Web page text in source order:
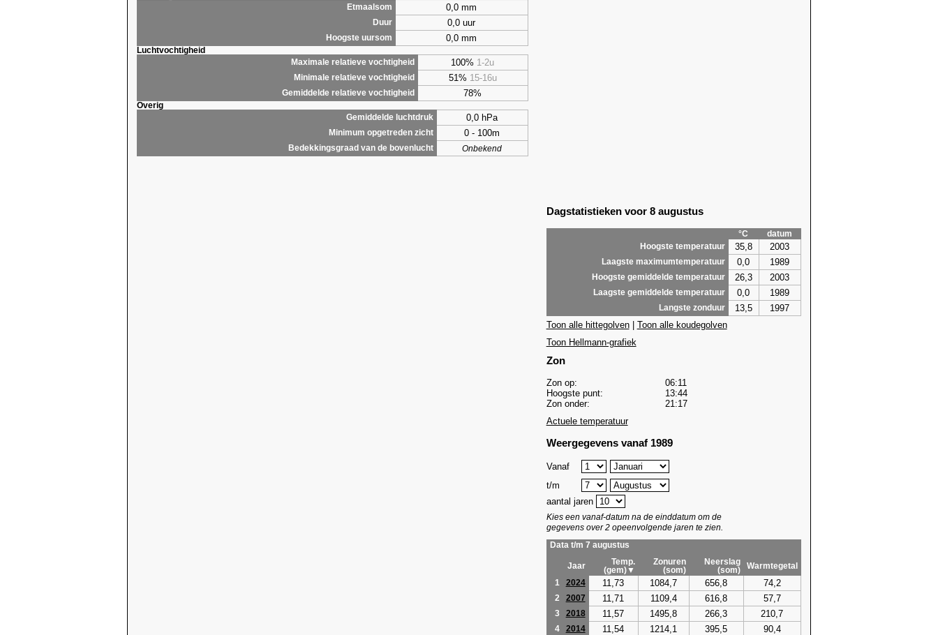
Etmaalsom
0,0 mm
Duur 0,0 uur
Hoogste uursom 0,0 mm
Luchtvochtigheid
Maximale relatieve vochtigheid
100% 1-2u
Minimale relatieve vochtigheid 51% 15-16u
Gemiddelde relatieve vochtigheid 78%
Overig
Gemiddelde luchtdruk
0,0 hPa
Minimum opgetreden zicht 0 - 100m
Bedekkingsgraad van de bovenlucht Onbekend
Dagstatistieken voor 8 augustus
°C
datum
Hoogste temperatuur
35,8 2003
Laagste maximumtemperatuur 0,0 1989
Hoogste gemiddelde temperatuur 26,3 2003
Laagste gemiddelde temperatuur 0,0 1989
Langste zonduur 13,5
1997
Toon alle hittegolven| Toon alle koudegolven
Toon Hellmann-grafiek
Zon
Zon op:
06:11
Hoogste punt:
13:44
Zon onder:
21:17
Actuele temperatuur
Weergegevens vanaf 1989
Vanaf
t/m
aantal jaren
Kies een vanaf-datum na de einddatum om de
gegevens over 2 opeenvolgende jaren te zien.
Data t/m 7 augustus
Jaar
Temp.
(gem)▼
Zonuren
(som)
Neerslag
(som)
Warmtegetal
1
2024 11,73 1084,7 656,8 74,2
2 2007 11,71 1109,4 616,8 57,7
3 2018 11,57 1495,8 266,3 210,7
4 2014 11,54 1214,1 395,5 90,4